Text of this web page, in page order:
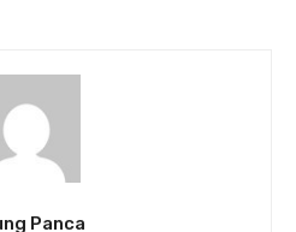
Panca